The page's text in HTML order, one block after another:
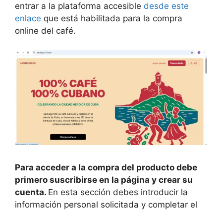
entrar a la plataforma accesible desde este
enlace que está habilitada para la compra
online del café.
Para acceder a la compra del producto debe
primero suscribirse en la página y crear su
cuenta. En esta sección debes introducir la
información personal solicitada y completar el